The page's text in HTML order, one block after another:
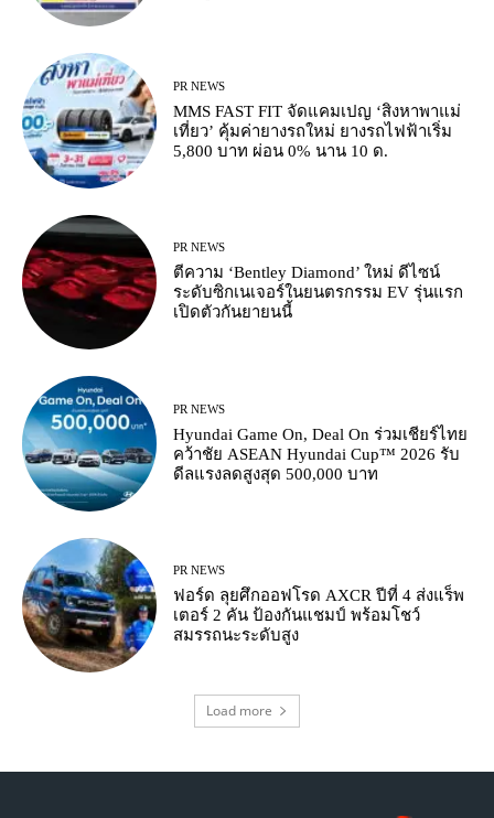
PR NEWS
MMS FAST FIT จัดแคมเปญ ‘สิงหาพาแม่
เที่ยว’ คุ้มค่ายางรถใหม่ ยางรถไฟฟ้าเริ่ม
5,800 บาท ผ่อน 0% นาน 10 ด.
PR NEWS
ตีความ ‘Bentley Diamond’ ใหม่ ดีไซน์
ระดับซิกเนเจอร์ในยนตรกรรม EV รุ่นแรก
เปิดตัวกันยายนนี้
PR NEWS
Hyundai Game On, Deal On ร่วมเชียร์ไทย
คว้าชัย ASEAN Hyundai Cup™ 2026 รับ
ดีลแรงลดสูงสุด 500,000 บาท
PR NEWS
ฟอร์ด ลุยศึกออฟโรด AXCR ปีที่ 4 ส่งแร็พ
เตอร์ 2 คัน ป้องกันแชมป์ พร้อมโชว์
สมรรถนะระดับสูง
Load more